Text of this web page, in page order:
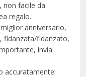
non facile da
regalo.
anniversario,
fidanzata/fidanzato,
invia
accuratamente